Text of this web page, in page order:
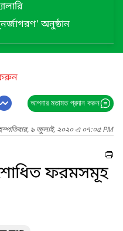
অনুষ্ঠান
আপনার মতামত প্রদান করুন
৯ জুলাই, ২০২০ এ ০৭:০৫ PM
ফরমসমূহ